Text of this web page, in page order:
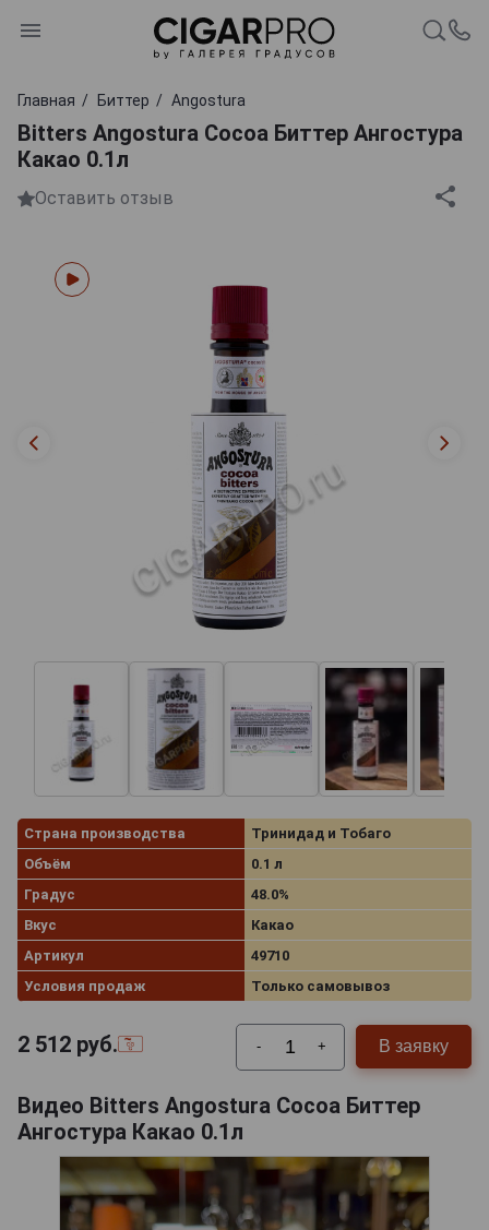
Главная Биттер Angostura
Bitters Angostura Cocoa Биттер Ангостура
Какао 0.1л
Оставить отзыв
Страна производства
Тринидад и Тобаго
Объём
0.1 л
Градус
48.0%
Вкус
Какао
Артикул
49710
Условия продаж
Только самовывоз
2 512 руб. - + В заявку
Видео Bitters Angostura Cocoa Биттер
Ангостура Какао 0.1л